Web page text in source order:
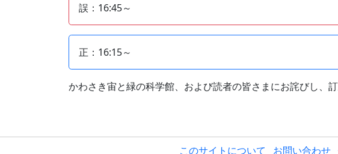
誤：16:45～
正：16:15～
かわさき宙と緑の科学館、および読者の皆さまにお詫びし、訂
このサイトについて お問い合わせ